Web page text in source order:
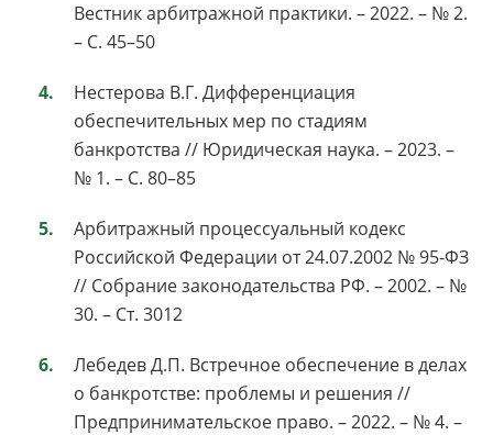
Вестник арбитражной практики. – 2022. – № 2.
– С. 45–50
Нестерова В.Г. Дифференциация
обеспечительных мер по стадиям
банкротства // Юридическая наука. – 2023. –
№ 1. – С. 80–85
Арбитражный процессуальный кодекс
Российской Федерации от 24.07.2002 № 95-ФЗ
// Собрание законодательства РФ. – 2002. – №
30. – Ст. 3012
Лебедев Д.П. Встречное обеспечение в делах
о банкротстве: проблемы и решения //
Предпринимательское право. – 2022. – № 4. –